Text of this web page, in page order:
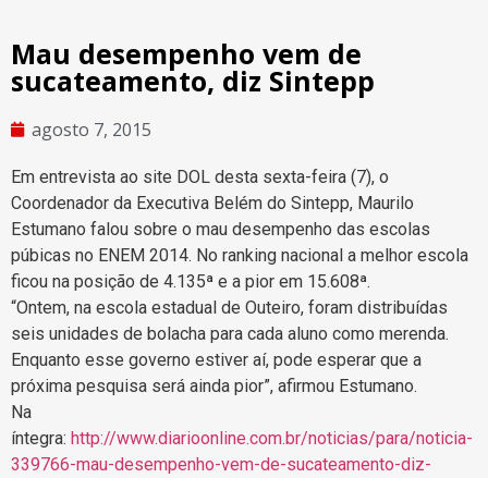
Mau desempenho vem de
sucateamento, diz Sintepp
agosto 7, 2015
Em entrevista ao site DOL desta sexta-feira (7), o
Coordenador da Executiva Belém do Sintepp, Maurilo
Estumano falou sobre o mau desempenho das escolas
púbicas no ENEM 2014. No ranking nacional a melhor escola
ficou na posição de 4.135ª e a pior em 15.608ª.
“Ontem, na escola estadual de Outeiro, foram distribuídas
seis unidades de bolacha para cada aluno como merenda.
Enquanto esse governo estiver aí, pode esperar que a
próxima pesquisa será ainda pior”, afirmou Estumano.
Na
íntegra: http://www.diarioonline.com.br/noticias/para/noticia-
339766-mau-desempenho-vem-de-sucateamento-diz-